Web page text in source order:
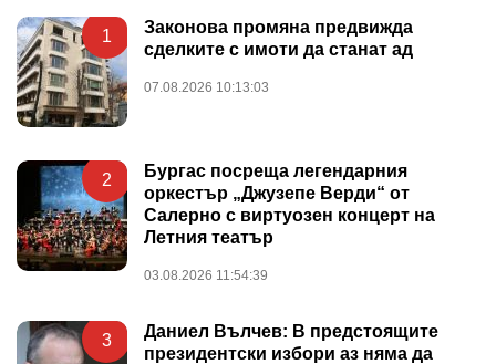
1
Законова промяна предвижда
сделките с имоти да станат ад
07.08.2026 10:13:03
2
Бургас посреща легендарния
оркестър „Джузепе Верди“ от
Салерно с виртуозен концерт на
Летния театър
03.08.2026 11:54:39
3
Даниел Вълчев: В предстоящите
президентски избори аз няма да